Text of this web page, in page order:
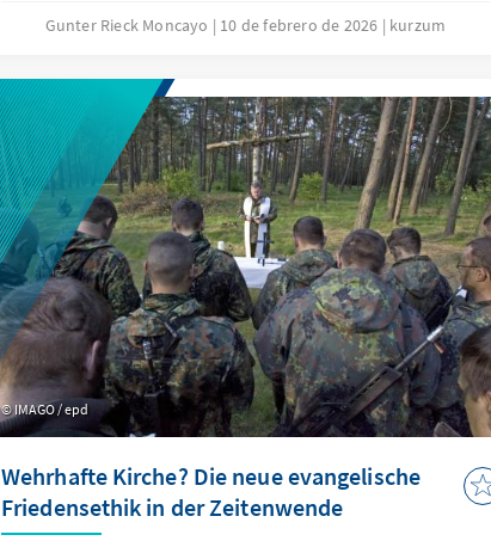
4. Ministerkonferenz in Doha andauernde Stillstand
grundlegende Reform der WTO wird auch dieses Mal
nicht gelingen. Das ist zwar keine gute Nachricht für
die globale Handelsordnung, es bedeutet aber nicht,
dass den konstruktiven Kräften innerhalb der
Weltgemeinschaft und insbesondere der EU die
Hände gebunden sind.
Gunter Rieck Moncayo 10 de febrero de 2026 kurzum
IMAGO / epd
Wehrhafte Kirche? Die neue evangelische
Friedensethik in der Zeitenwende